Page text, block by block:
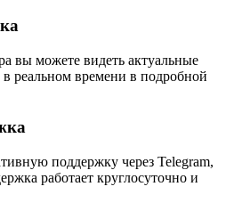
вы можете видеть актуальные
реальном времени в подробной
поддержку через Telegram,
работает круглосуточно и